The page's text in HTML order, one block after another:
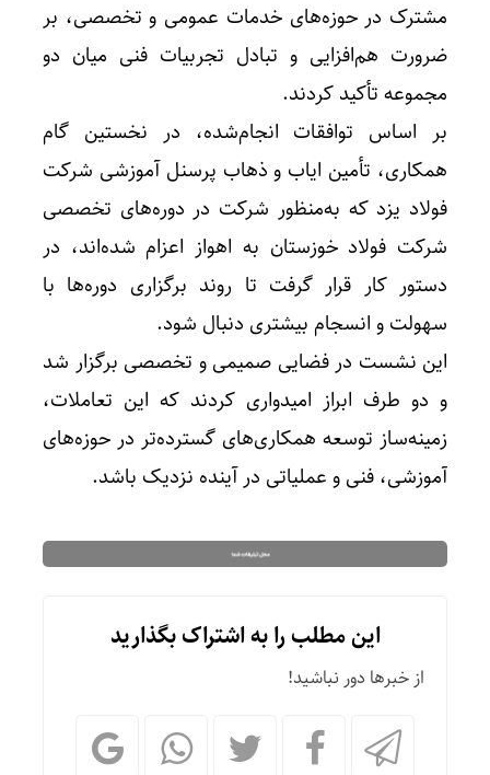
مشترک در حوزه‌های خدمات عمومی و تخصصی، بر
ضرورت هم‌افزایی و تبادل تجربیات فنی میان دو
مجموعه تأکید کردند.
بر اساس توافقات انجام‌شده، در نخستین گام
همکاری، تأمین ایاب و ذهاب پرسنل آموزشی شرکت
فولاد یزد که به‌منظور شرکت در دوره‌های تخصصی
شرکت فولاد خوزستان به اهواز اعزام شده‌اند، در
دستور کار قرار گرفت تا روند برگزاری دوره‌ها با
سهولت و انسجام بیشتری دنبال شود.
این نشست در فضایی صمیمی و تخصصی برگزار شد
و دو طرف ابراز امیدواری کردند که این تعاملات،
زمینه‌ساز توسعه همکاری‌های گسترده‌تر در حوزه‌های
آموزشی، فنی و عملیاتی در آینده نزدیک باشد.
این مطلب را به اشتراک بگذارید
از خبرها دور نباشید!